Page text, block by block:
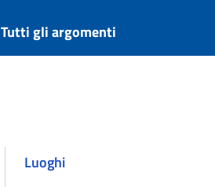
Tutti gli argomenti
Luoghi